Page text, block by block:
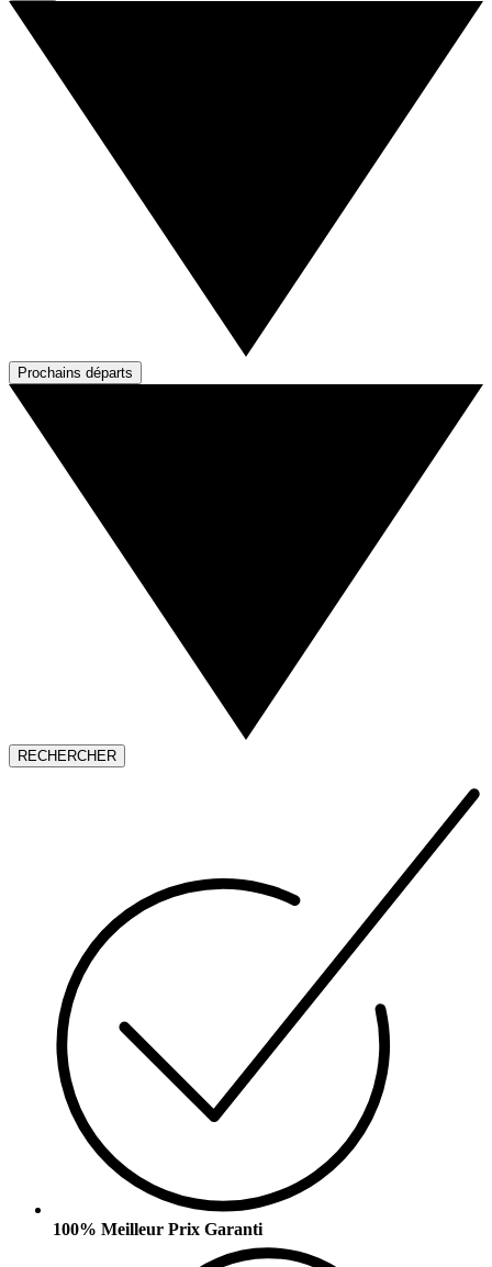
Prochains départs
RECHERCHER
100% Meilleur Prix Garanti